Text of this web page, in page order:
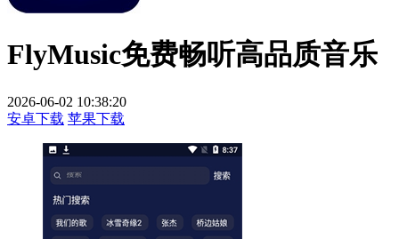
FlyMusic免费畅听高品质音乐
2026-06-02 10:38:20
安卓下载 苹果下载